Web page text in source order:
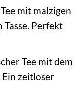
mit malzigen
Perfekt
Tee mit dem
zeitloser